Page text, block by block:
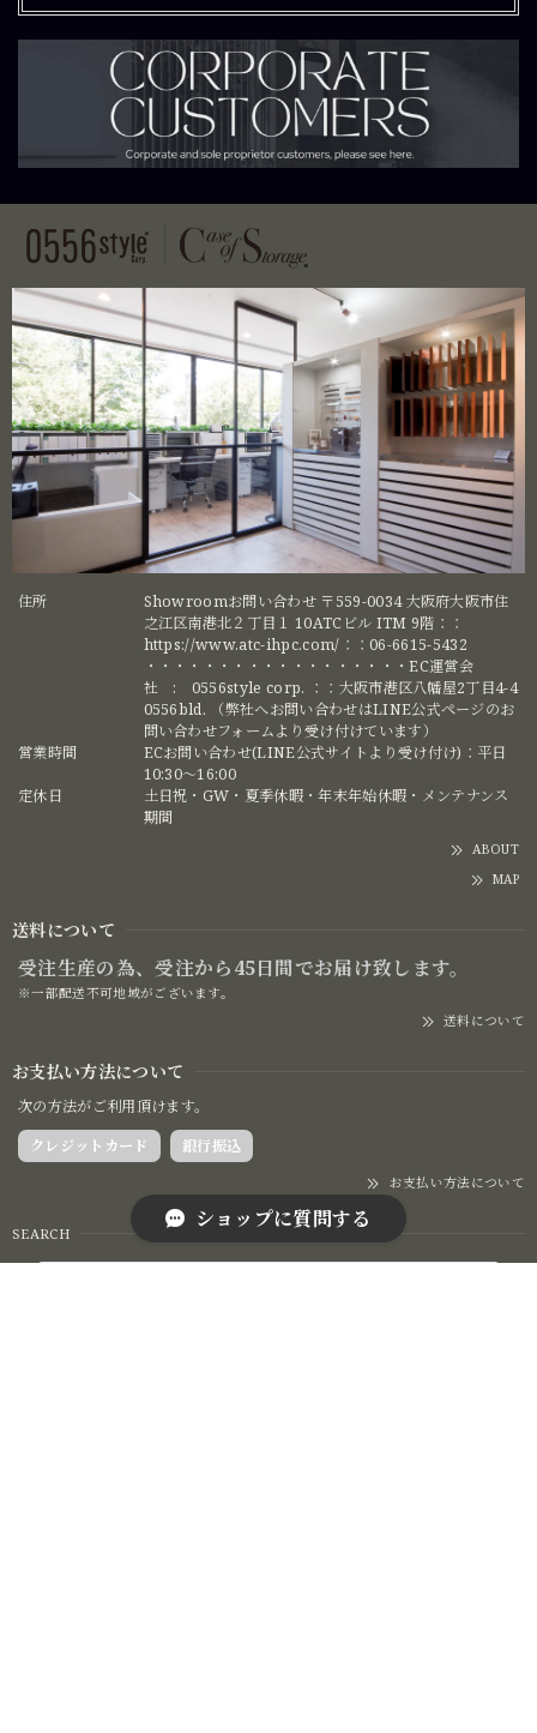
住所
Showroomお問い合わせ 〒559-0034 大阪府大阪市住
之江区南港北２丁目１ 10ATCビル ITM 9階：：
https://www.atc-ihpc.com/：：06-6615-5432
・・・・・・・・・・・・・・・・・・EC運営会
社 : 0556style corp. ：：大阪市港区八幡屋2丁目4-4
0556bld. （弊社へお問い合わせはLINE公式ページのお
問い合わせフォームより受け付けています）
営業時間
ECお問い合わせ(LINE公式サイトより受け付け)：平日
10:30〜16:00
定休日
土日祝・GW・夏季休暇・年末年始休暇・メンテナンス
期間
ABOUT
MAP
送料について
受注生産の為、受注から45日間でお届け致します。
※一部配送不可地域がございます。
送料について
お支払い方法について
次の方法がご利用頂けます。
クレジットカード
銀行振込
お支払い方法について
SEARCH
ショップに質問する